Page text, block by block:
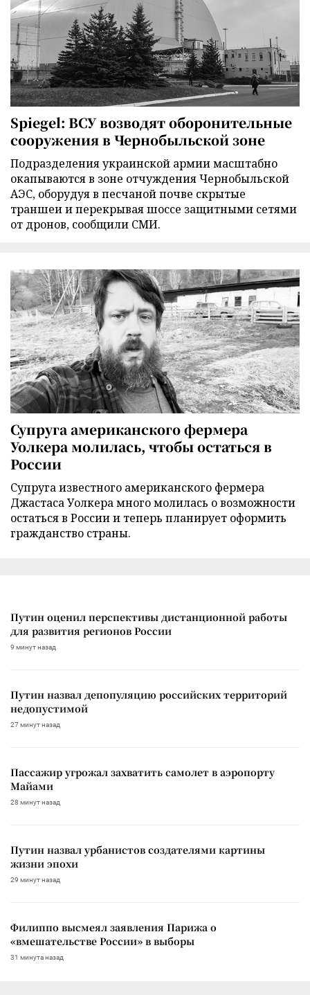
Spiegel: ВСУ возводят оборонительные
сооружения в Чернобыльской зоне
Подразделения украинской армии масштабно
окапываются в зоне отчуждения Чернобыльской
АЭС, оборудуя в песчаной почве скрытые
траншеи и перекрывая шоссе защитными сетями
от дронов, сообщили СМИ.
Супруга американского фермера
Уолкера молилась, чтобы остаться в
России
Супруга известного американского фермера
Джастаса Уолкера много молилась о возможности
остаться в России и теперь планирует оформить
гражданство страны.
Путин оценил перспективы дистанционной работы
для развития регионов России
9 минут назад
Путин назвал депопуляцию российских территорий
недопустимой
27 минут назад
Пассажир угрожал захватить самолет в аэропорту
Майами
28 минут назад
Путин назвал урбанистов создателями картины
жизни эпохи
29 минут назад
Филиппо высмеял заявления Парижа о
«вмешательстве России» в выборы
31 минута назад